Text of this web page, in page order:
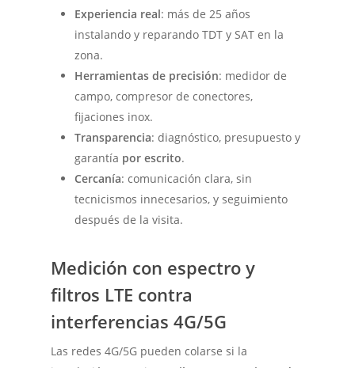
Experiencia real: más de 25 años
instalando y reparando TDT y SAT en la
zona.
Herramientas de precisión: medidor de
campo, compresor de conectores,
fijaciones inox.
Transparencia: diagnóstico, presupuesto y
garantía por escrito.
Cercanía: comunicación clara, sin
tecnicismos innecesarios, y seguimiento
después de la visita.
Medición con espectro y
filtros LTE contra
interferencias 4G/5G
Las redes 4G/5G pueden colarse si la